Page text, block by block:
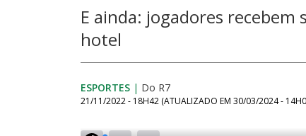
E ainda: jogadores
hotel
ESPORTES | Do R7
21/11/2022 - 18H42 (ATUALIZADO EM 30/03/2024 -